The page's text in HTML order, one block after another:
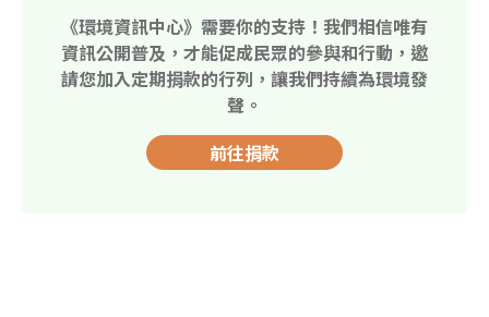
《環境資訊中心》需要你的支持！我們相信唯有
資訊公開普及，才能促成民眾的參與和行動，邀
請您加入定期捐款的行列，讓我們持續為環境發
聲。
前往捐款